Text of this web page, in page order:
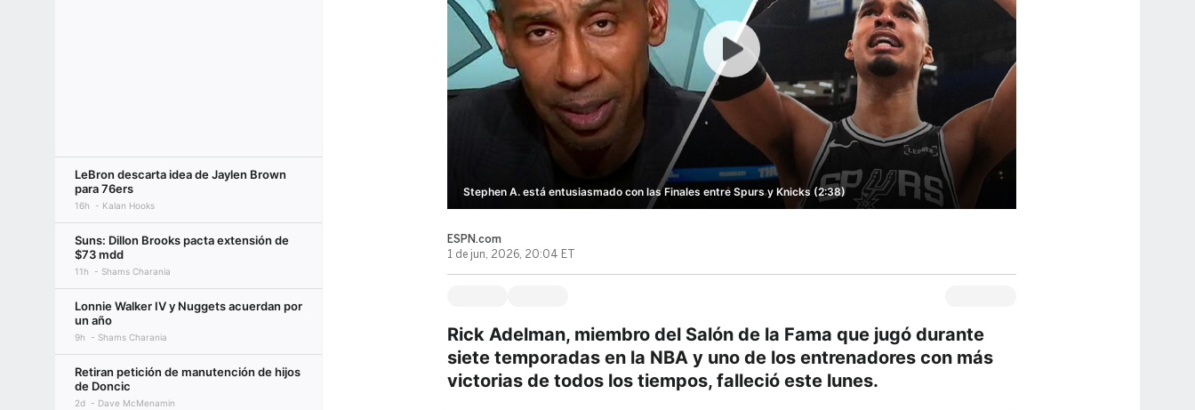
LeBron descarta idea de Jaylen Brown
para 76ers
16h Kalan Hooks
Suns: Dillon Brooks pacta extensión de
$73 mdd
11h Shams Charania
Lonnie Walker IV y Nuggets acuerdan por
un año
9h Shams Charania
Retiran petición de manutención de hijos
de Doncic
2d Dave McMenamin
Stephen A. está entusiasmado con las Finales entre Spurs y Knicks (2:38)
ESPN.com
1 de jun, 2026, 20:04 ET
Rick Adelman, miembro del Salón de la Fama que jugó durante
siete temporadas en la NBA y uno de los entrenadores con más
victorias de todos los tiempos, falleció este lunes.